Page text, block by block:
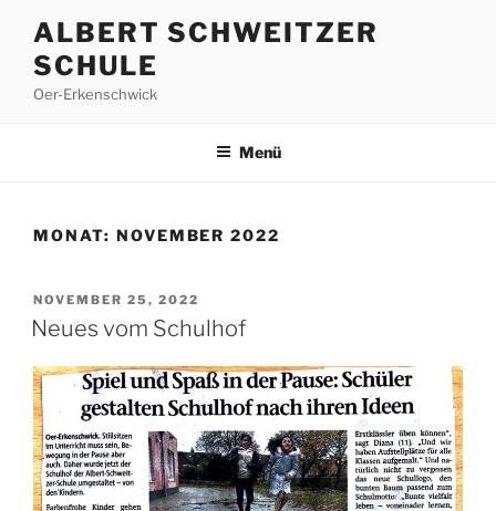
Inhalt
springen
ALBERT SCHWEITZER
SCHULE
Oer-Erkenschwick
Menü
MONAT: NOVEMBER 2022
VERÖFFENTLICHT
AM
NOVEMBER 25, 2022
Neues vom Schulhof